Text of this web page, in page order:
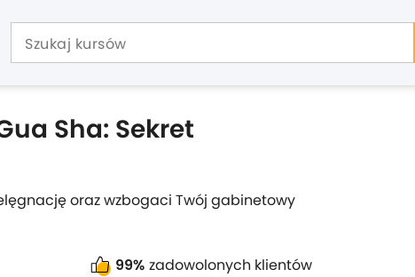
Sha: Sekret
oraz wzbogaci Twój gabinetowy
99% zadowolonych klientów